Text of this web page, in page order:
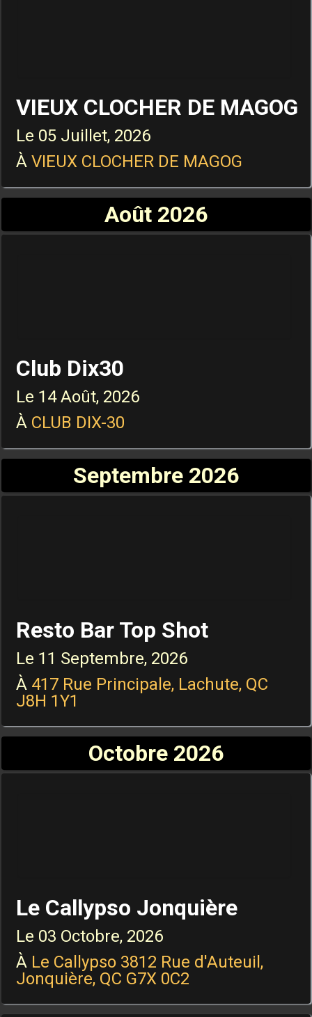
VIEUX CLOCHER DE MAGOG
Le 05 Juillet, 2026
À VIEUX CLOCHER DE MAGOG
Août 2026
Club Dix30
Le 14 Août, 2026
À CLUB DIX-30
Septembre 2026
Resto Bar Top Shot
Le 11 Septembre, 2026
À 417 Rue Principale, Lachute, QC
J8H 1Y1
Octobre 2026
Le Callypso Jonquière
Le 03 Octobre, 2026
À Le Callypso 3812 Rue d'Auteuil,
Jonquière, QC G7X 0C2